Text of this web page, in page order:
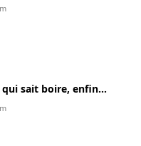
sait boire, enfin...